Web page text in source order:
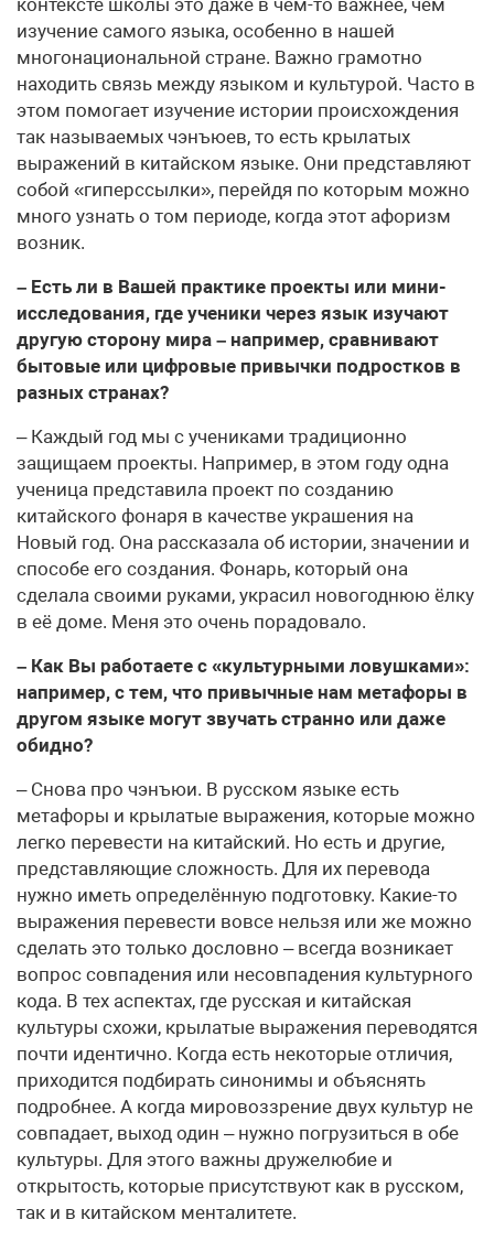
изучение самого языка, особенно в нашей
многонациональной стране. Важно грамотно
находить связь между языком и культурой. Часто в
этом помогает изучение истории происхождения
так называемых чэнъюев, то есть крылатых
выражений в китайском языке. Они представляют
собой «гиперссылки», перейдя по которым можно
много узнать о том периоде, когда этот афоризм
возник.
– Есть ли в Вашей практике проекты или мини-
исследования, где ученики через язык изучают
другую сторону мира – например, сравнивают
бытовые или цифровые привычки подростков в
разных странах?
– Каждый год мы с учениками традиционно
защищаем проекты. Например, в этом году одна
ученица представила проект по созданию
китайского фонаря в качестве украшения на
Новый год. Она рассказала об истории, значении и
способе его создания. Фонарь, который она
сделала своими руками, украсил новогоднюю ёлку
в её доме. Меня это очень порадовало.
– Как Вы работаете с «культурными ловушками»:
например, с тем, что привычные нам метафоры в
другом языке могут звучать странно или даже
обидно?
– Снова про чэнъюи. В русском языке есть
метафоры и крылатые выражения, которые можно
легко перевести на китайский. Но есть и другие,
представляющие сложность. Для их перевода
нужно иметь определённую подготовку. Какие-то
выражения перевести вовсе нельзя или же можно
сделать это только дословно – всегда возникает
вопрос совпадения или несовпадения культурного
кода. В тех аспектах, где русская и китайская
культуры схожи, крылатые выражения переводятся
почти идентично. Когда есть некоторые отличия,
приходится подбирать синонимы и объяснять
подробнее. А когда мировоззрение двух культур не
совпадает, выход один – нужно погрузиться в обе
культуры. Для этого важны дружелюбие и
открытость, которые присутствуют как в русском,
так и в китайском менталитете.